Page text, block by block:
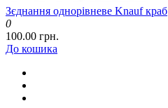
Зєднання однорівневе Knauf краб
0
100.00 грн.
До кошика